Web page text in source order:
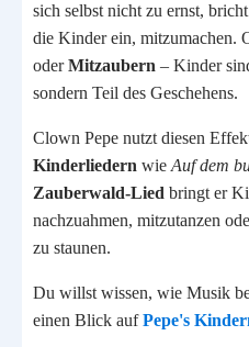
sich selbst nicht zu ernst,
die Kinder ein, mitzumachen.
oderMitzaubern – Kinder
sondern Teil des Geschehens.
Clown Pepe nutzt diesen
Kinderliedern wie Auf dem
Zauberwald-Lied bringt er
nachzuahmen, mitzutanzen
zu staunen.
Du willst wissen, wie Musik
einen Blick aufPepe's